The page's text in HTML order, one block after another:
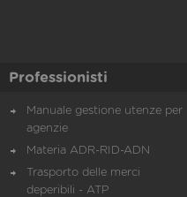
Professionisti
Manuale gestione utenze per
agenzie
Materia ADR-RID-ADN
Trasporto delle merci
deperibili - ATP